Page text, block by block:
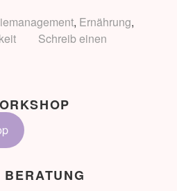
, Ernährung,
Schreib einen